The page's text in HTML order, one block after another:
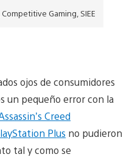
Gaming, SIEE
ojos de consumidores
un pequeño error con la
Creed
Plus no pudieron
tal y como se